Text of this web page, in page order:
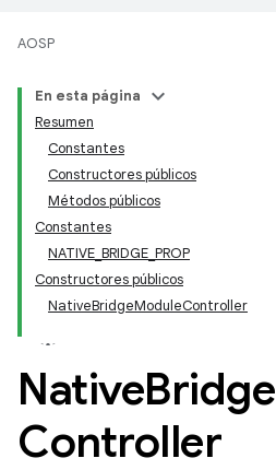
AOSP
En esta página
Resumen
Constantes
Constructores públicos
Métodos públicos
Constantes
NATIVE_BRIDGE_PROP
Constructores públicos
NativeBridgeModuleController
NativeBridge
Controller